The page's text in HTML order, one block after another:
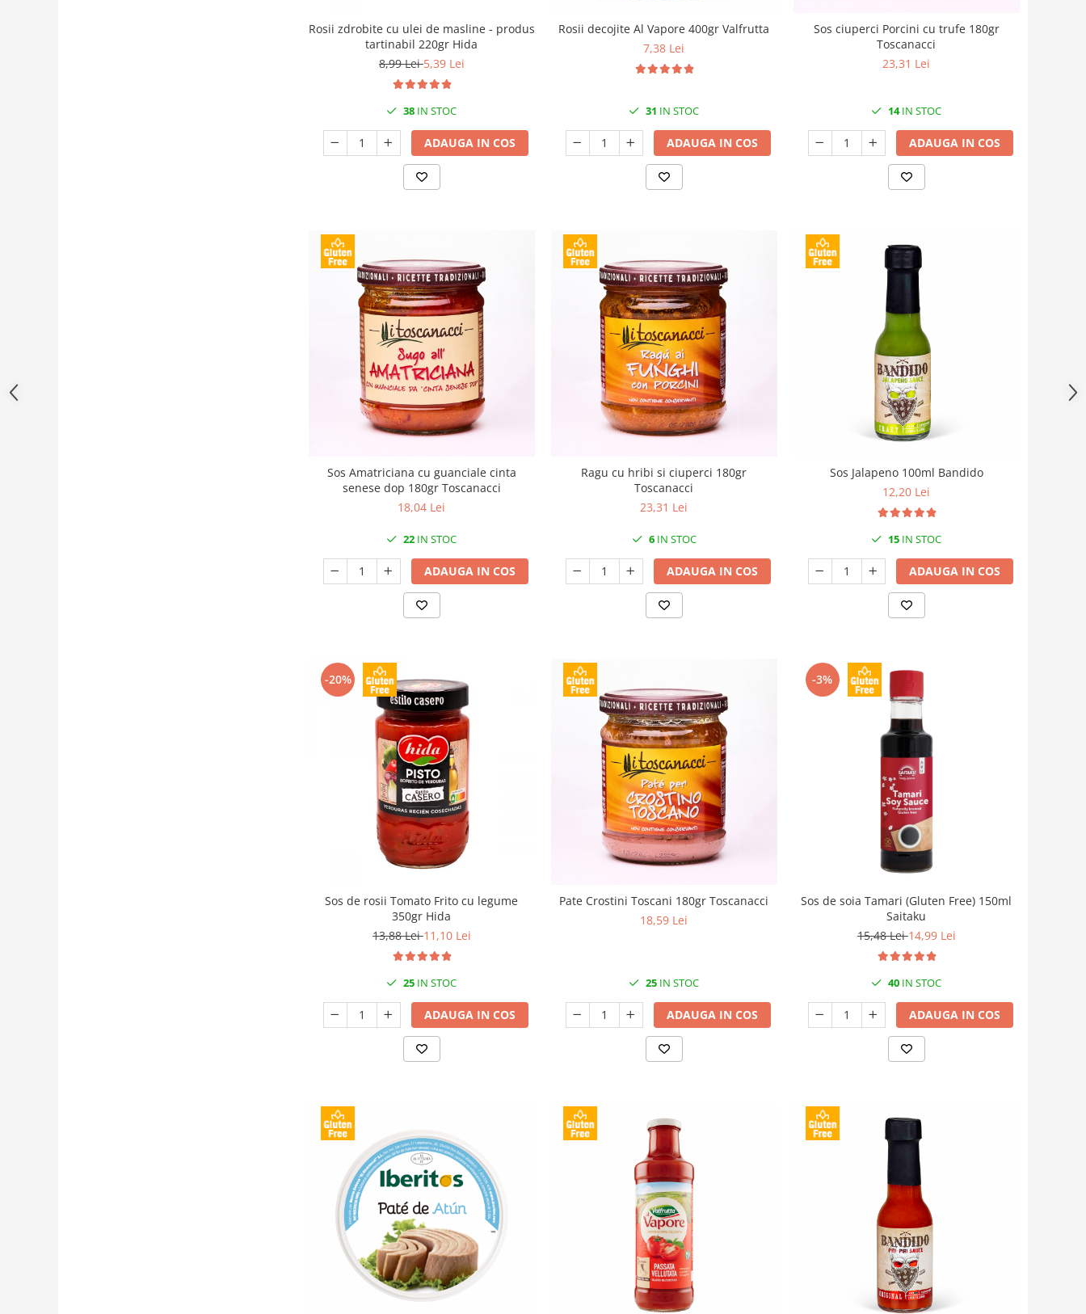
Rosii zdrobite cu ulei de masline - produs
tartinabil 220gr Hida
8,99 Lei5,39 Lei
38 IN STOC
ADAUGA IN COS
Rosii decojite Al Vapore 400gr Valfrutta
7,38 Lei
31 IN STOC
ADAUGA IN COS
Sos ciuperci Porcini cu trufe 180gr
Toscanacci
23,31 Lei
14IN STOC
ADAUGA IN COS
Sos Amatriciana cu guanciale cinta
senese dop 180gr Toscanacci
18,04 Lei
22 IN STOC
ADAUGA IN COS
Ragu cu hribi si ciuperci 180gr
Toscanacci
23,31 Lei
6IN STOC
ADAUGA IN COS
Sos Jalapeno 100ml Bandido
12,20 Lei
15 IN STOC
ADAUGA IN COS
-20%
Sos de rosii Tomato Frito cu legume
350gr Hida
13,88 Lei11,10 Lei
25 IN STOC
ADAUGA IN COS
Pate Crostini Toscani 180gr Toscanacci
18,59 Lei
25 IN STOC
ADAUGA IN COS
-3%
Sos de soia Tamari (Gluten Free) 150ml
Saitaku
15,48 Lei14,99 Lei
40 IN STOC
ADAUGA IN COS